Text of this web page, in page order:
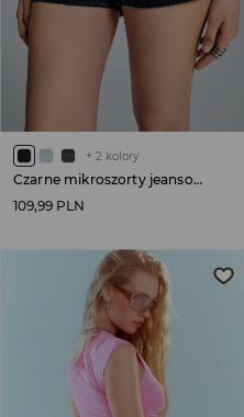
+ 2 kolory
Czarne mikroszorty jeansowe low waist
109,99 PLN